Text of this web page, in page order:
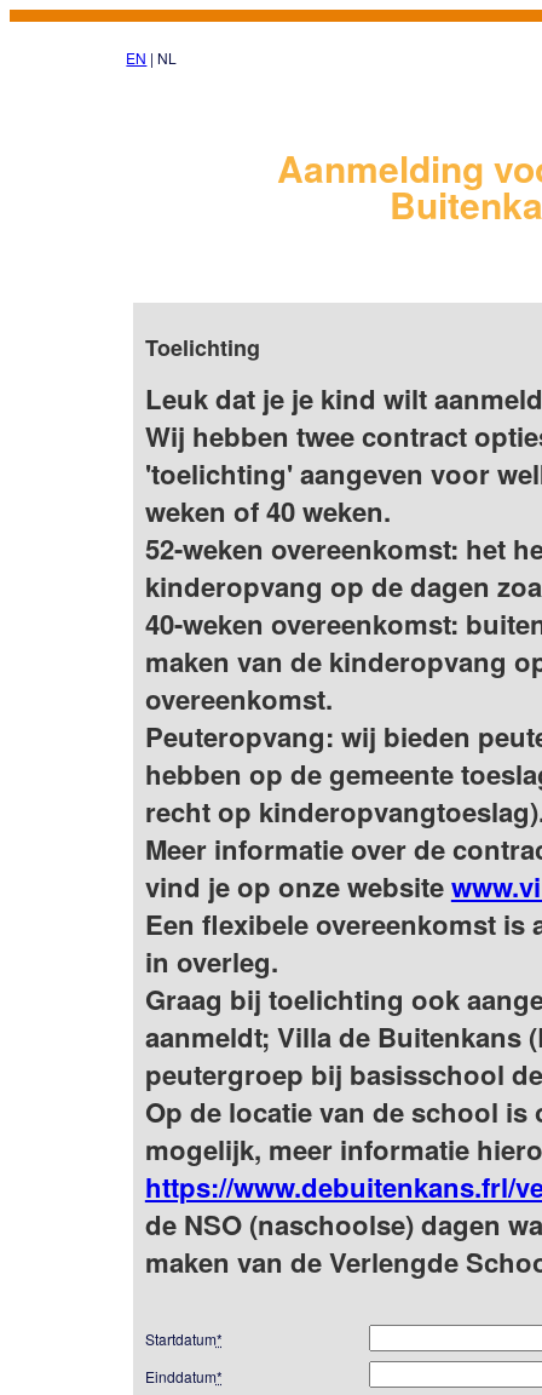
EN | NL
Aanmelding
Toelichting
Leuk dat je je kind wilt
Wij hebben twee contract
'toelichting' aangeven voor
weken of 40 weken.
52-weken overeenkomst: het
kinderopvang op de dagen
40-weken overeenkomst:
maken van de kinderopvang
overeenkomst.
Peuteropvang: wij bieden
hebben op de gemeente
recht op
Meer informatie over de
vind je op onze website
Een flexibele overeenkomst
in overleg.
Graag bij toelichting ook
aanmeldt; Villa de Buitenkans
peutergroep bij basisschool
Op de locatie van de school
mogelijk, meer informatie
https://www.debuitenkans.frl/
de NSO (naschoolse) dagen
maken van de Verlengde
Startdatum*
Einddatum*